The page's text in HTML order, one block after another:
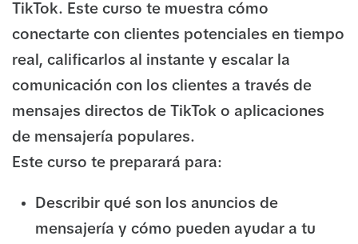
TikTok. Este curso te muestra cómo
conectarte con clientes potenciales en tiempo
real, calificarlos al instante y escalar la
comunicación con los clientes a través de
mensajes directos de TikTok o aplicaciones
de mensajería populares.
Este curso te preparará para:
Describir qué son los anuncios de
mensajería y cómo pueden ayudar a tu